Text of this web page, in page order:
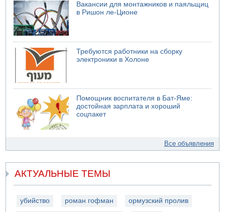
Вакансии для монтажников и паяльщиц
в Ришон ле-Ционе
Требуются работники на сборку
электроники в Холоне
Помощник воспитателя в Бат-Яме:
достойная зарплата и хороший
соцпакет
Все объявления
АКТУАЛЬНЫЕ ТЕМЫ
убийство роман гофман ормузский пролив